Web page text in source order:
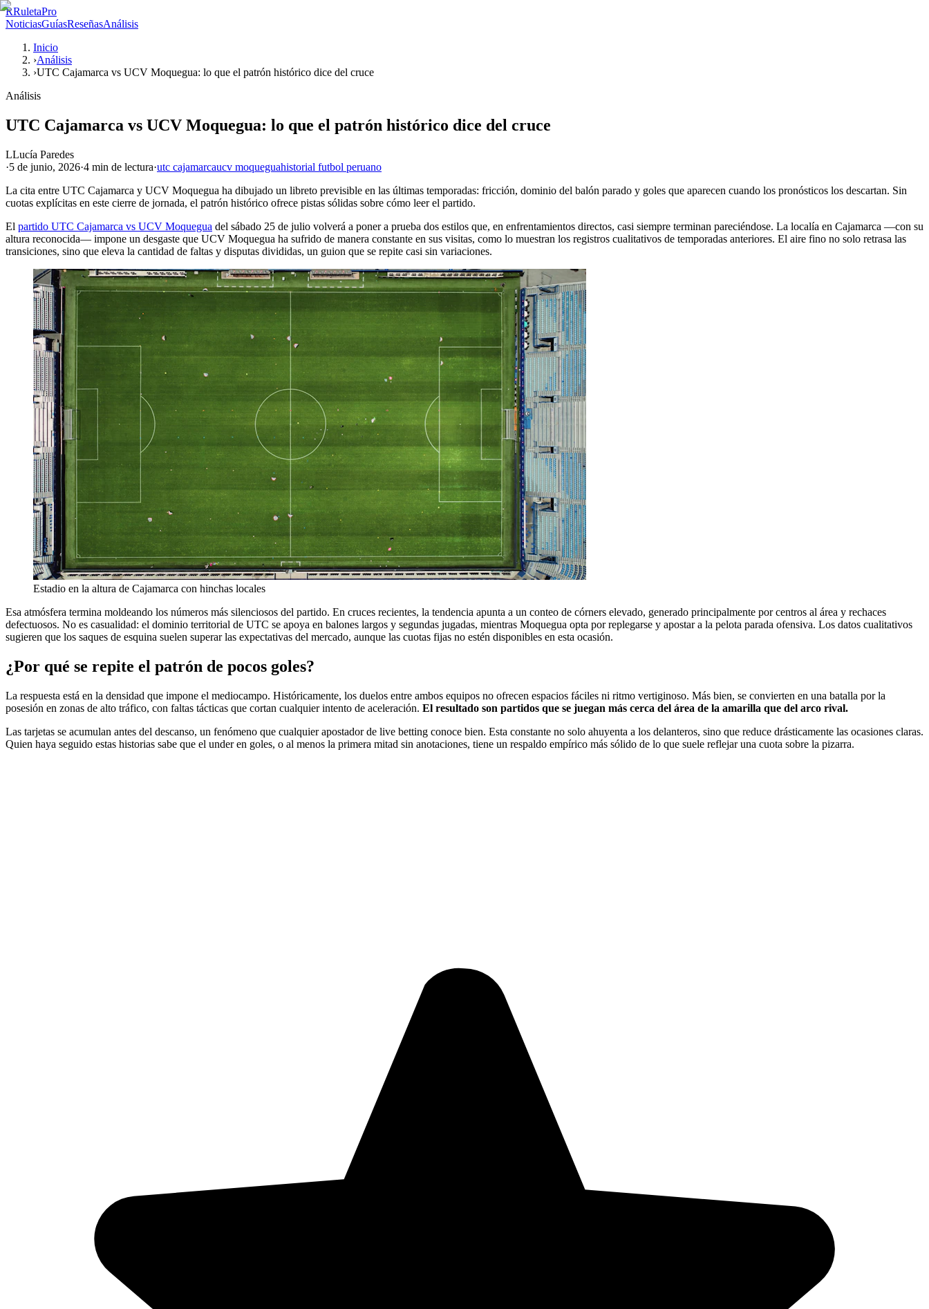
RRuletaPro
NoticiasGuíasReseñasAnálisis
Inicio
›Análisis
›UTC Cajamarca vs UCV Moquegua: lo que el patrón histórico dice del cruce
Análisis
UTC Cajamarca vs UCV Moquegua: lo que el patrón histórico dice del cruce
LLucía Paredes
·5 de junio, 2026·4 min de lectura·utc cajamarcaucv moqueguahistorial futbol peruano
La cita entre UTC Cajamarca y UCV Moquegua ha dibujado un libreto previsible en las últimas temporadas: fricción, dominio del balón parado y goles que aparecen cuando los pronósticos los descartan. Sin
cuotas explícitas en este cierre de jornada, el patrón histórico ofrece pistas sólidas sobre cómo leer el partido.
El partido UTC Cajamarca vs UCV Moquegua del sábado 25 de julio volverá a poner a prueba dos estilos que, en enfrentamientos directos, casi siempre terminan pareciéndose. La localía en Cajamarca —con su
altura reconocida— impone un desgaste que UCV Moquegua ha sufrido de manera constante en sus visitas, como lo muestran los registros cualitativos de temporadas anteriores. El aire fino no solo retrasa las
transiciones, sino que eleva la cantidad de faltas y disputas divididas, un guion que se repite casi sin variaciones.
Estadio en la altura de Cajamarca con hinchas locales
Esa atmósfera termina moldeando los números más silenciosos del partido. En cruces recientes, la tendencia apunta a un conteo de córners elevado, generado principalmente por centros al área y rechaces
defectuosos. No es casualidad: el dominio territorial de UTC se apoya en balones largos y segundas jugadas, mientras Moquegua opta por replegarse y apostar a la pelota parada ofensiva. Los datos cualitativos
sugieren que los saques de esquina suelen superar las expectativas del mercado, aunque las cuotas fijas no estén disponibles en esta ocasión.
¿Por qué se repite el patrón de pocos goles?
La respuesta está en la densidad que impone el mediocampo. Históricamente, los duelos entre ambos equipos no ofrecen espacios fáciles ni ritmo vertiginoso. Más bien, se convierten en una batalla por la
posesión en zonas de alto tráfico, con faltas tácticas que cortan cualquier intento de aceleración. El resultado son partidos que se juegan más cerca del área de la amarilla que del arco rival.
Las tarjetas se acumulan antes del descanso, un fenómeno que cualquier apostador de live betting conoce bien. Esta constante no solo ahuyenta a los delanteros, sino que reduce drásticamente las ocasiones claras.
Quien haya seguido estas historias sabe que el under en goles, o al menos la primera mitad sin anotaciones, tiene un respaldo empírico más sólido de lo que suele reflejar una cuota sobre la pizarra.